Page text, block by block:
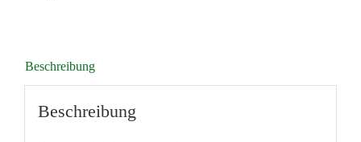
Beschreibung
Beschreibung